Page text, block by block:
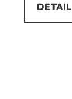
DETAIL